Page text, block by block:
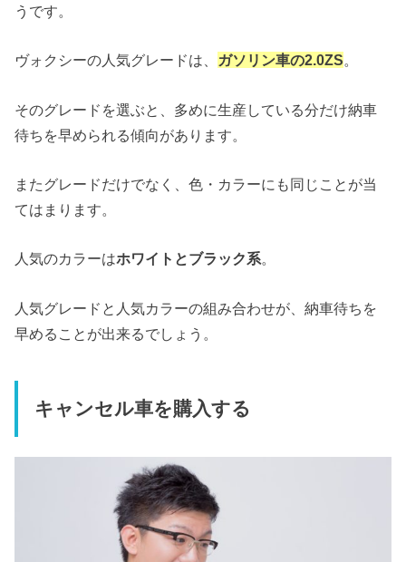
うです。
ヴォクシーの人気グレードは、 ガソリン車の2.0ZS。
そのグレードを選ぶと、多めに生産している分だけ納車
待ちを早められる傾向があります。
またグレードだけでなく、色・カラーにも同じことが当
てはまります。
人気のカラーはホワイトとブラック系。
人気グレードと人気カラーの組み合わせが、納車待ちを
早めることが出来るでしょう。
キャンセル車を購入する